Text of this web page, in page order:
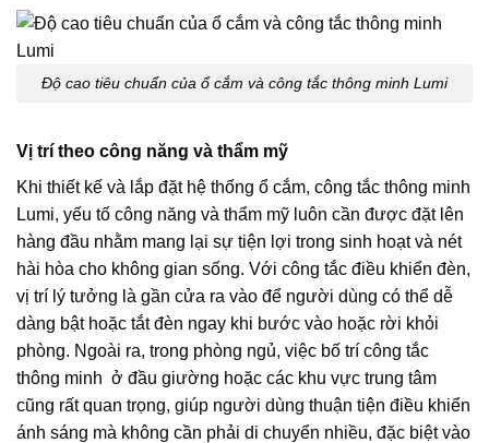
Độ cao tiêu chuẩn của ổ cắm và công tắc thông minh Lumi
Vị trí theo công năng và thẩm mỹ
Khi thiết kế và lắp đặt hệ thống ổ cắm, công tắc thông minh
Lumi, yếu tố công năng và thẩm mỹ luôn cần được đặt lên
hàng đầu nhằm mang lại sự tiện lợi trong sinh hoạt và nét
hài hòa cho không gian sống. Với công tắc điều khiển đèn,
vị trí lý tưởng là gần cửa ra vào để người dùng có thể dễ
dàng bật hoặc tắt đèn ngay khi bước vào hoặc rời khỏi
phòng. Ngoài ra, trong phòng ngủ, việc bố trí công tắc
thông minh ở đầu giường hoặc các khu vực trung tâm
cũng rất quan trọng, giúp người dùng thuận tiện điều khiển
ánh sáng mà không cần phải di chuyển nhiều, đặc biệt vào